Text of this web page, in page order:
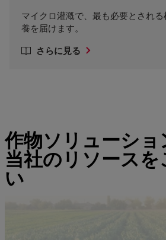
マイクロ灌漑で、最も必要とされ
養を届けます。
さらに見る
作物ソリューショ
当社のリソースを
い